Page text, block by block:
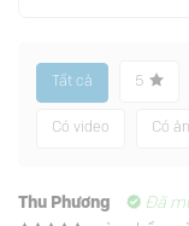
Tất cả 5
Có video Có
Thu Phương
Đã